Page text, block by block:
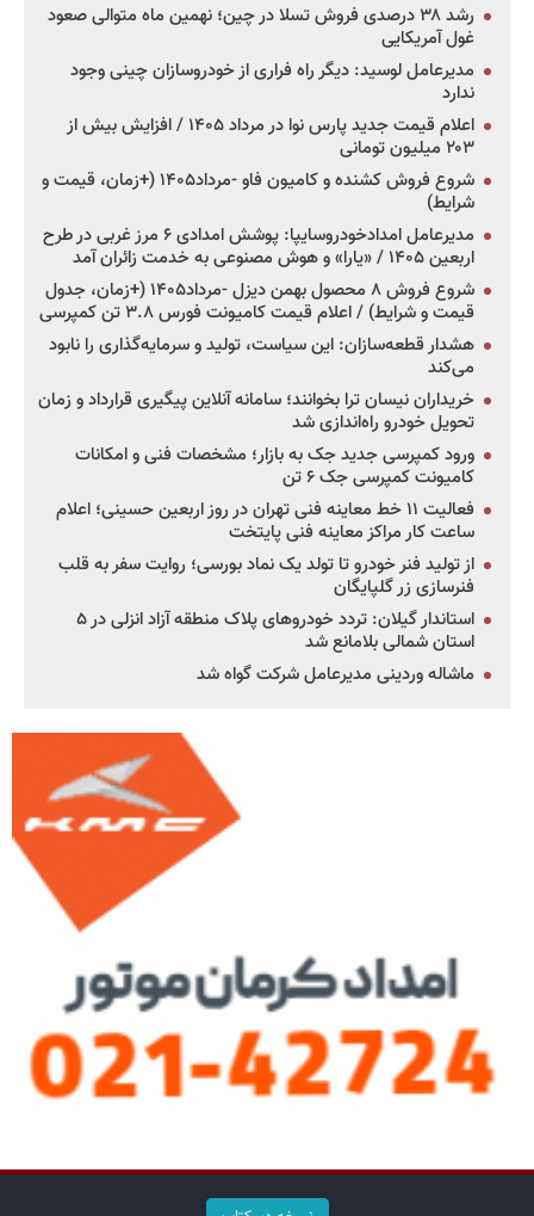
رشد ۳۸ درصدی فروش تسلا در چین؛ نهمین ماه متوالی صعود
غول آمریکایی
مدیرعامل لوسید: دیگر راه فراری از خودروسازان چینی وجود
ندارد
اعلام قیمت جدید پارس نوا در مرداد ۱۴۰۵ / افزایش بیش از
۲۰۳ میلیون تومانی
شروع فروش کشنده و کامیون فاو -مرداد۱۴۰۵ (+زمان، قیمت و
شرایط)
مدیرعامل امدادخودروسایپا: پوشش امدادی ۶ مرز غربی در طرح
اربعین ۱۴۰۵ / «یارا» و هوش مصنوعی به خدمت زائران آمد
شروع فروش ۸ محصول بهمن دیزل -مرداد۱۴۰۵ (+زمان، جدول
قیمت و شرایط) / اعلام قیمت کامیونت فورس ۳.۸ تن کمپرسی
هشدار قطعه‌سازان: این سیاست، تولید و سرمایه‌گذاری را نابود
می‌کند
خریداران نیسان ترا بخوانند؛ سامانه آنلاین پیگیری قرارداد و زمان
تحویل خودرو راه‌اندازی شد
ورود کمپرسی جدید جک به بازار؛ مشخصات فنی و امکانات
کامیونت کمپرسی جک ۶ تن
فعالیت ۱۱ خط معاینه فنی تهران در روز اربعین حسینی؛ اعلام
ساعت کار مراکز معاینه فنی پایتخت
از تولید فنر خودرو تا تولد یک نماد بورسی؛ روایت سفر به قلب
فنرسازی زر گلپایگان
استاندار گیلان: تردد خودروهای پلاک منطقه آزاد انزلی در ۵
استان شمالی بلامانع شد
ماشاله وردینی مدیرعامل شرکت گواه شد